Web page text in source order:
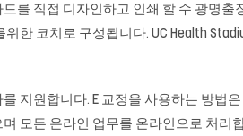
를 직접 디자인하고 인쇄 할 수 광명
한 코치로 구성됩니다. UC Health
지원합니다. E 교정을 사용하는 방법
모든 온라인 업무를 온라인으로 처리